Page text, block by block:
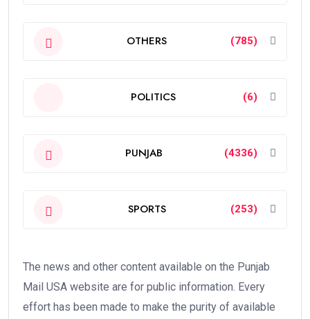
OTHERS (785)
POLITICS (6)
PUNJAB (4336)
SPORTS (253)
The news and other content available on the Punjab
Mail USA website are for public information. Every
effort has been made to make the purity of available